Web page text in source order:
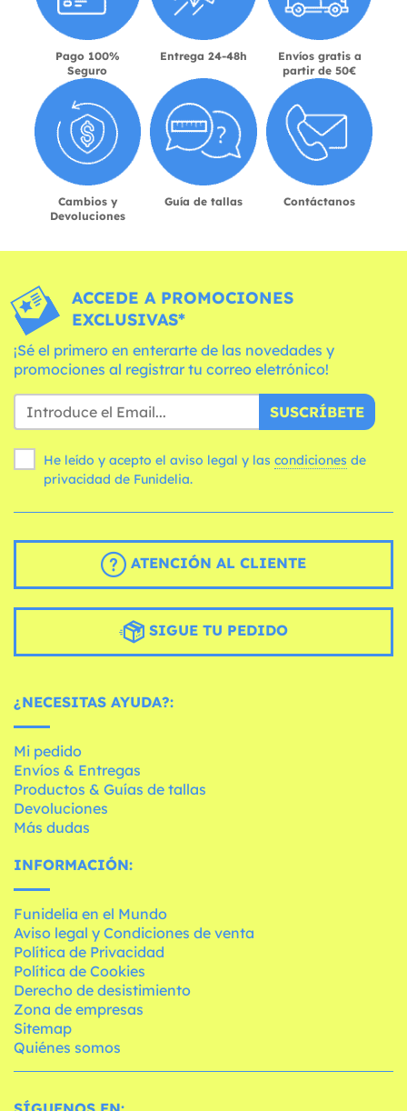
Pago 100%
Seguro
Entrega 24-48h
Envíos gratis a
partir de 50€
Cambios y
Devoluciones
Guía de tallas Contáctanos
ACCEDE A PROMOCIONES
EXCLUSIVAS*
¡Sé el primero en enterarte de las novedades y
promociones al registrar tu correo eletrónico!
SUSCRÍBETE
He leído y acepto el aviso legal y las condiciones
privacidad de Funidelia.
ATENCIÓN AL CLIENTE
SIGUE TU PEDIDO
¿NECESITAS AYUDA?:
Mi pedido
Envíos & Entregas
Productos & Guías de tallas
Devoluciones
Más dudas
INFORMACIÓN:
Funidelia en el Mundo
Aviso legal y Condiciones de venta
Política de Privacidad
Política de Cookies
Derecho de desistimiento
Zona de empresas
Sitemap
Quiénes somos